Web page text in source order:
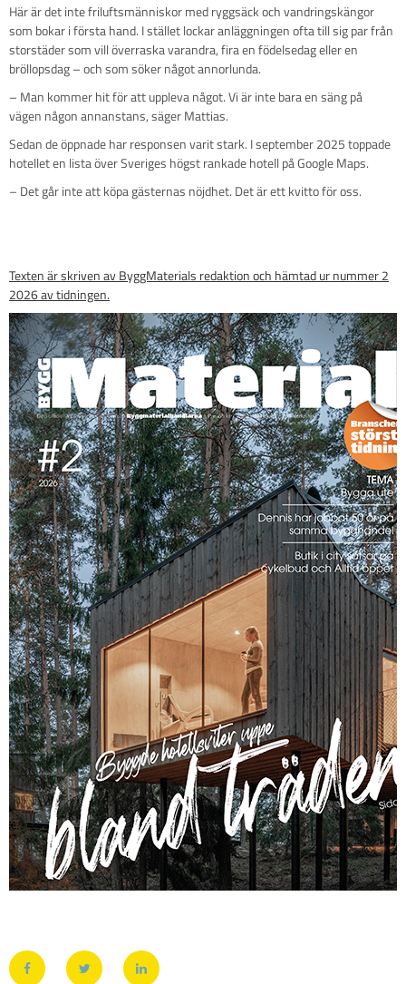
Här är det inte friluftsmänniskor med ryggsäck och vandringskängor
som bokar i första hand. I stället lockar anläggningen ofta till sig par från
storstäder som vill överraska varandra, fira en födelsedag eller en
bröllopsdag – och som söker något annorlunda.
– Man kommer hit för att uppleva något. Vi är inte bara en säng på
vägen någon annanstans, säger Mattias.
Sedan de öppnade har responsen varit stark. I september 2025 toppade
hotellet en lista över Sveriges högst rankade hotell på Google Maps.
– Det går inte att köpa gästernas nöjdhet. Det är ett kvitto för oss.
Texten är skriven av ByggMaterials redaktion och hämtad ur nummer 2
2026 av tidningen.